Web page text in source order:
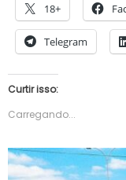
18+
Telegram
Curtir isso:
Carregando...